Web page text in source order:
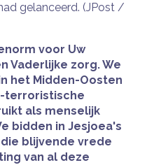
gelanceerd. (JPost /
voor Uw
Vaderlijke zorg. We
het Midden-Oosten
terroristische
als menselijk
bidden in Jesjoea's
blijvende vrede
van al deze